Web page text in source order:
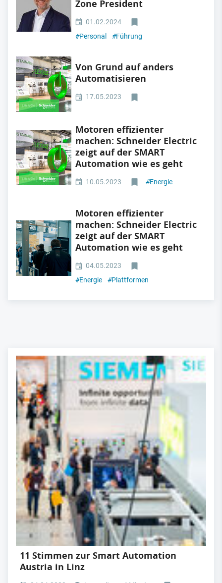
Zone President
01.02.2024
#Personal #Führung
Von Grund auf anders
Automatisieren
17.05.2023
Motoren effizienter
machen: Schneider Electric
zeigt auf der SMART
Automation wie es geht
10.05.2023 #Energie
Motoren effizienter
machen: Schneider Electric
zeigt auf der SMART
Automation wie es geht
04.05.2023
#Energie #Plattformen
11 Stimmen zur Smart Automation
Austria in Linz